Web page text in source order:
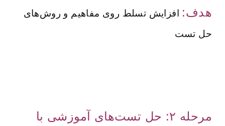
هدف: افزایش تسلط روی مفاهیم و روش‌های
حل تست
مرحله ۲: حل تست‌های آموزشی با